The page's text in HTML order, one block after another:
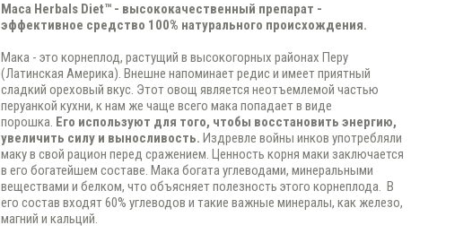
Maca Herbals Diet™ - высококачественный препарат -
эффективное средство 100% натурального происхождения.
Мака - это корнеплод, растущий в высокогорных районах Перу
(Латинская Америка). Внешне напоминает редис и имеет приятный
сладкий ореховый вкус. Этот овощ является неотъемлемой частью
перуанкой кухни, к нам же чаще всего мака попадает в виде
порошка. Его используют для того, чтобы восстановить энергию,
увеличить силу и выносливость.Издревле войны инков употребляли
маку в свой рацион перед сражением. Ценность корня маки заключается
в его богатейшем составе. Мака богата углеводами, минеральными
веществами и белком, что объясняет полезность этого корнеплода. В
его состав входят 60% углеводов и такие важные минералы, как железо,
магний и кальций.